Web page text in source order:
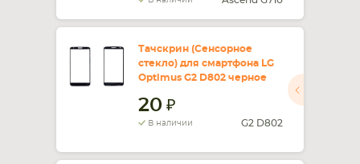
Тачскрин (Сенсорное
стекло) для смартфона LG
Optimus G2 D802 черное
20
В наличии G2 D802